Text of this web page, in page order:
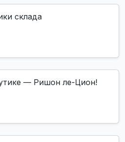
склада
— Ришон ле-Цион!